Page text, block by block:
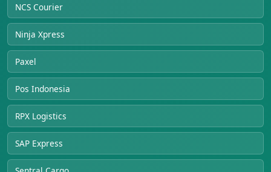
NCS Courier
Ninja Xpress
Paxel
Pos Indonesia
RPX Logistics
SAP Express